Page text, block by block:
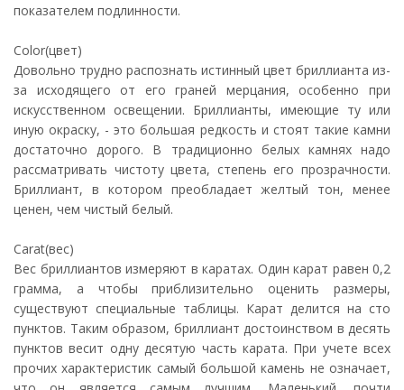
показателем подлинности.
Color(цвет)
Довольно трудно распознать истинный цвет бриллианта из-
за исходящего от его граней мерцания, особенно при
искусственном освещении. Бриллианты, имеющие ту или
иную окраску, - это большая редкость и стоят такие камни
достаточно дорого. В традиционно белых камнях надо
рассматривать чистоту цвета, степень его прозрачности.
Бриллиант, в котором преобладает желтый тон, менее
ценен, чем чистый белый.
Carat(вес)
Вес бриллиантов измеряют в каратах. Один карат равен 0,2
грамма, а чтобы приблизительно оценить размеры,
существуют специальные таблицы. Карат делится на сто
пунктов. Таким образом, бриллиант достоинством в десять
пунктов весит одну десятую часть карата. При учете всех
прочих характеристик самый большой камень не означает,